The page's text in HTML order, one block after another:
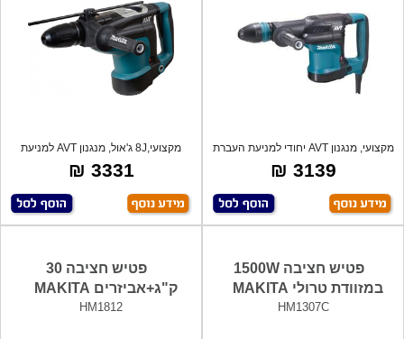
מקצועי, מנגנון AVT יחודי למניעת העברת
וי
3139 ₪
מקצועי,8J ג'אול, מנגנון AVT למניעת
רעידו
3331 ₪
פטיש חציבה 1500W
במזוודת טרולי MAKITA
HM1307C
פטיש חציבה 30
ק"ג+אביזרים MAKITA
HM1812